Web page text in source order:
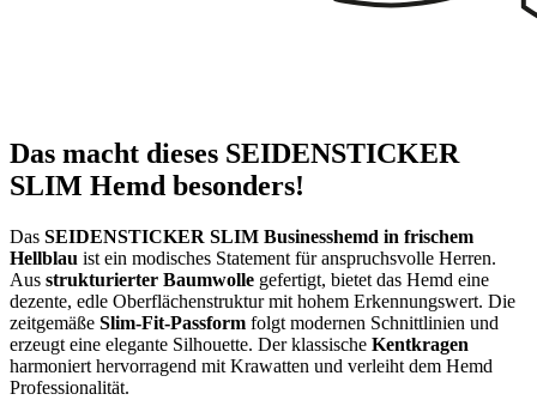
Das macht dieses SEIDENSTICKER
SLIM Hemd besonders!
Das SEIDENSTICKER SLIM Businesshemd in frischem
Hellblau ist ein modisches Statement für anspruchsvolle Herren.
Aus strukturierter Baumwolle gefertigt, bietet das Hemd eine
dezente, edle Oberflächenstruktur mit hohem Erkennungswert. Die
zeitgemäße Slim-Fit-Passform folgt modernen Schnittlinien und
erzeugt eine elegante Silhouette. Der klassische Kentkragen
harmoniert hervorragend mit Krawatten und verleiht dem Hemd
Professionalität.